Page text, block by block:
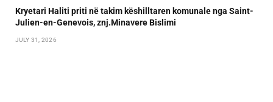
Kryetari Haliti priti në takim këshilltaren komunale nga Saint-
Julien-en-Genevois, znj.Minavere Bislimi
JULY 31, 2026